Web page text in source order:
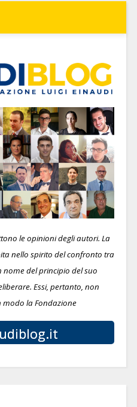
le opinioni degli autori. La
nello spirito del confronto tra
del principio del suo
Essi, pertanto, non
la Fondazione